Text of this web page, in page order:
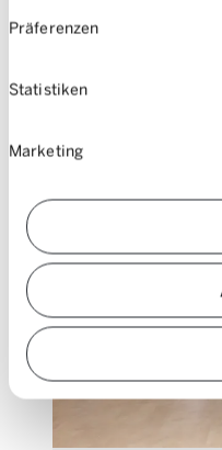
Präferenzen
Statistiken
Marketing